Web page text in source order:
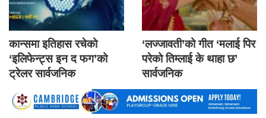
कान्समा इतिहास रचेको
‘इलिफेन्ट्स इन द फग’को
ट्रेलर सार्वजनिक
‘लज्जावती’को गीत ‘मलाई पिर
परेको तिम्लाई के थाहा छ’
सार्वजनिक